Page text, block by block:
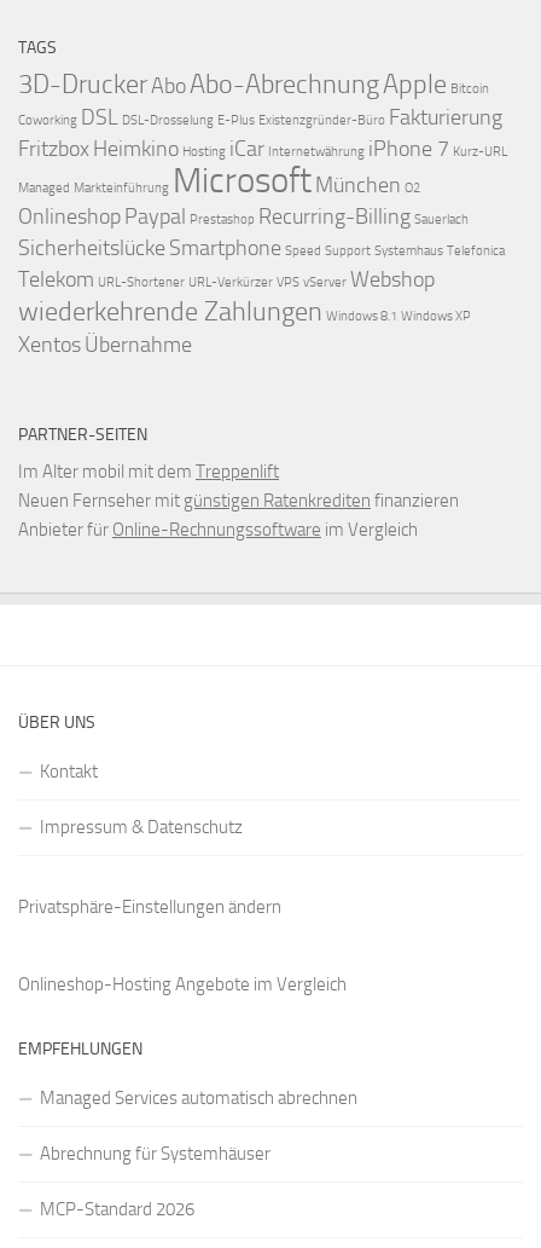
TAGS
3D-DruckerAboAbo-AbrechnungApple Bitcoin
Coworking DSL DSL-Drosselung E-Plus Existenzgründer-Büro Fakturierung
FritzboxHeimkino Hosting iCar Internetwährung iPhone 7 Kurz-URL
Managed Markteinführung MicrosoftMünchen O2
OnlineshopPaypal Prestashop Recurring-Billing Sauerlach
Sicherheitslücke Smartphone Speed Support Systemhaus Telefonica
Telekom URL-Shortener URL-Verkürzer VPS vServer Webshop
wiederkehrende Zahlungen Windows 8.1 Windows XP
XentosÜbernahme
PARTNER-SEITEN
Im Alter mobil mit dem Treppenlift
Neuen Fernseher mit günstigen Ratenkrediten finanzieren
Anbieter für Online-Rechnungssoftware im Vergleich
ÜBER UNS
Kontakt
Impressum & Datenschutz
Privatsphäre-Einstellungen ändern
Onlineshop-Hosting Angebote im Vergleich
EMPFEHLUNGEN
Managed Services automatisch abrechnen
Abrechnung für Systemhäuser
MCP-Standard 2026